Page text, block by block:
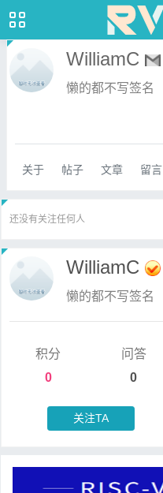
WilliamC
懒的都不写签名
关于 帖子 文章 留言
还没有关注任何人
WilliamC
懒的都不写签名
积分
0
问答
0
关注TA